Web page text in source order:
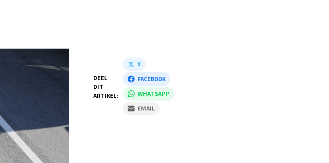
DEEL
DIT
ARTIKEL:
X
FACEBOOK
WHATSAPP
EMAIL